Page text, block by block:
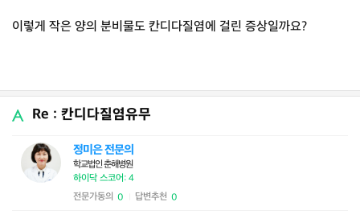
이렇게 작은 양의 분비물도 칸디다질염에 걸린 증상일까요?
Re : 칸디다질염유무
정미은 전문의
학교법인 춘해병원
하이닥 스코어: 4
전문가동의 0 답변추천 0